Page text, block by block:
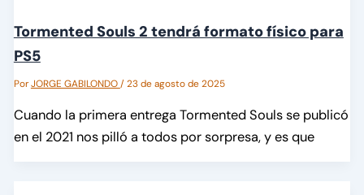
Tormented Souls 2 tendrá formato físico para
PS5
PorJORGE GABILONDO/23 de agosto de 2025
Cuando la primera entrega Tormented Souls se publicó
en el 2021 nos pilló a todos por sorpresa, y es que